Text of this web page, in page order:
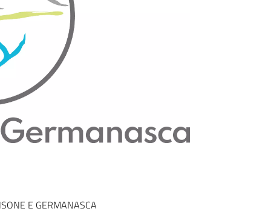
E GERMANASCA